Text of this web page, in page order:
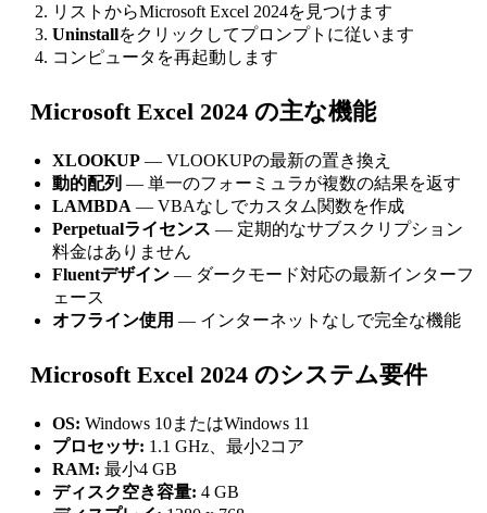
リストからMicrosoft Excel 2024を見つけます
Uninstallをクリックしてプロンプトに従います
コンピュータを再起動します
Microsoft Excel 2024 の主な機能
XLOOKUP — VLOOKUPの最新の置き換え
動的配列 — 単一のフォーミュラが複数の結果を返す
LAMBDA — VBAなしでカスタム関数を作成
Perpetualライセンス — 定期的なサブスクリプション
料金はありません
Fluentデザイン — ダークモード対応の最新インターフ
ェース
オフライン使用 — インターネットなしで完全な機能
Microsoft Excel 2024 のシステム要件
OS: Windows 10またはWindows 11
プロセッサ: 1.1 GHz、最小2コア
RAM: 最小4 GB
ディスク空き容量: 4 GB